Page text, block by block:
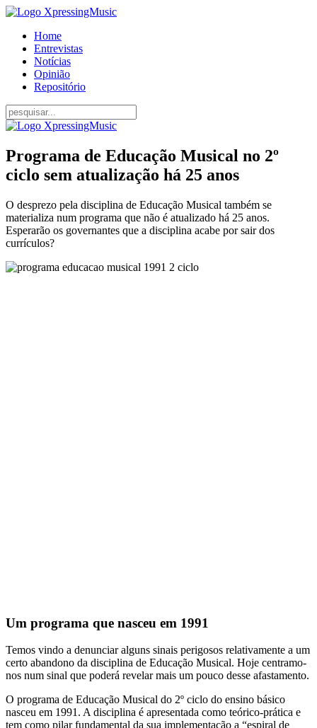
Home
Entrevistas
Notícias
Opinião
Repositório
Programa de Educação Musical no 2º
ciclo sem atualização há 25 anos
O desprezo pela disciplina de Educação Musical também se
materializa num programa que não é atualizado há 25 anos.
Esperarão os governantes que a disciplina acabe por sair dos
currículos?
Um programa que nasceu em 1991
Temos vindo a denunciar alguns sinais perigosos relativamente a um
certo abandono da disciplina de Educação Musical. Hoje centramo-
nos num sinal que poderá revelar mais um pouco desse afastamento.
O programa de Educação Musical do 2º ciclo do ensino básico
nasceu em 1991. A disciplina é apresentada como teórico-prática e
tem como pilar fundamental da sua implementação a “espiral de